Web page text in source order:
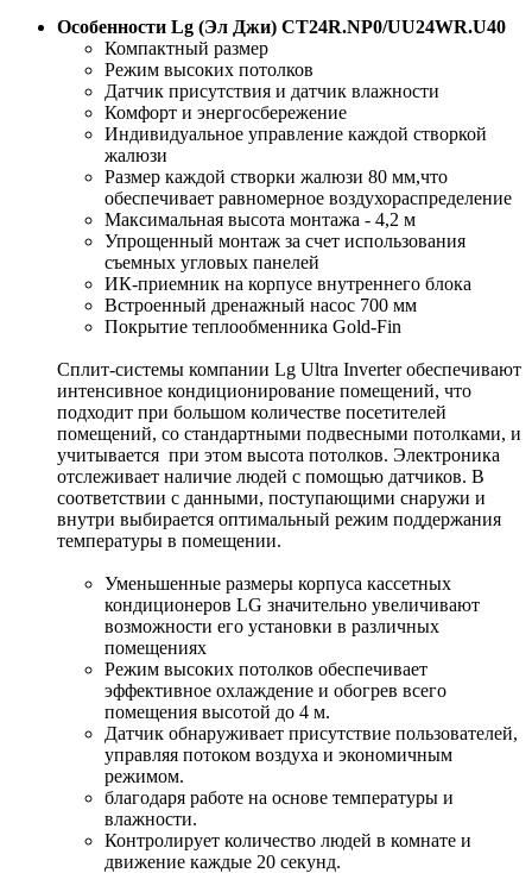
Особенности Lg (Эл Джи) CT24R.NP0/UU24WR.U40
Компактный размер
Режим высоких потолков
Датчик присутствия и датчик влажности
Комфорт и энергосбережение
Индивидуальное управление каждой створкой
жалюзи
Размер каждой створки жалюзи 80 мм,что
обеспечивает равномерное воздухораспределение
Максимальная высота монтажа - 4,2 м
Упрощенный монтаж за счет использования
съемных угловых панелей
ИК-приемник на корпусе внутреннего блока
Встроенный дренажный насос 700 мм
Покрытие теплообменника Gold-Fin
Сплит-системы компании Lg Ultra Inverter обеспечивают
интенсивное кондиционирование помещений, что
подходит при большом количестве посетителей
помещений, со стандартными подвесными потолками, и
учитывается при этом высота потолков. Электроника
отслеживает наличие людей с помощью датчиков. В
соответствии с данными, поступающими снаружи и
внутри выбирается оптимальный режим поддержания
температуры в помещении.
Уменьшенные размеры корпуса кассетных
кондиционеров LG значительно увеличивают
возможности его установки в различных
помещениях
Режим высоких потолков обеспечивает
эффективное охлаждение и обогрев всего
помещения высотой до 4 м.
Датчик обнаруживает присутствие пользователей,
управляя потоком воздуха и экономичным
режимом.
благодаря работе на основе температуры и
влажности.
Контролирует количество людей в комнате и
движение каждые 20 секунд.